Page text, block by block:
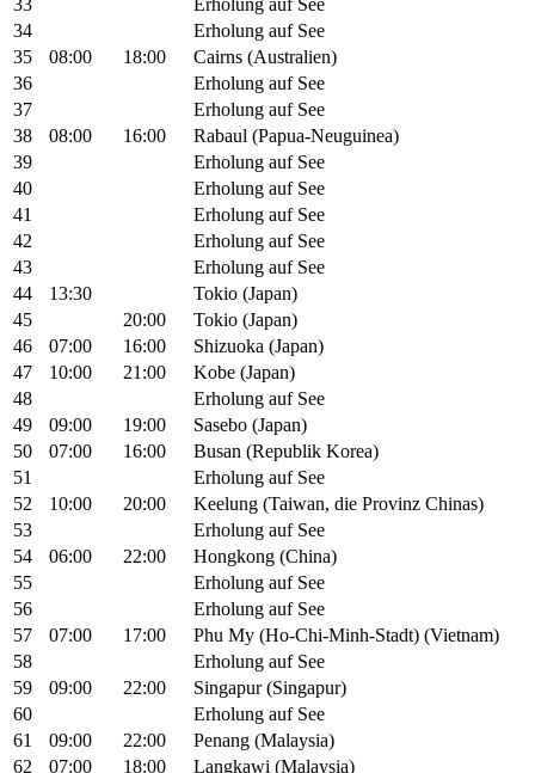
34
Erholung auf See
35
08:00 18:00
Cairns (Australien)
36
Erholung auf See
37
Erholung auf See
38
08:00 16:00
Rabaul (Papua-Neuguinea)
39
Erholung auf See
40
Erholung auf See
41
Erholung auf See
42
Erholung auf See
43
Erholung auf See
44
13:30
Tokio (Japan)
45
20:00
Tokio (Japan)
46
07:00 16:00
Shizuoka (Japan)
47
10:00 21:00
Kobe (Japan)
48
Erholung auf See
49
09:00 19:00
Sasebo (Japan)
50
07:00 16:00
Busan (Republik Korea)
51
Erholung auf See
52
10:00 20:00
Keelung (Taiwan, die Provinz Chinas)
53
Erholung auf See
54
06:00 22:00
Hongkong (China)
55
Erholung auf See
56
Erholung auf See
57
07:00 17:00
Phu My (Ho-Chi-Minh-Stadt) (Vietnam)
58
Erholung auf See
59
09:00 22:00
Singapur (Singapur)
60
Erholung auf See
61
09:00 22:00
Penang (Malaysia)
62
07:00 18:00
Langkawi (Malaysia)